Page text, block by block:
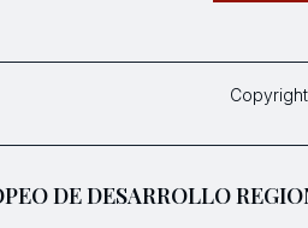
DE DESARROLLO